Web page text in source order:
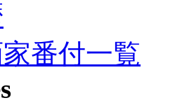
番付一覧